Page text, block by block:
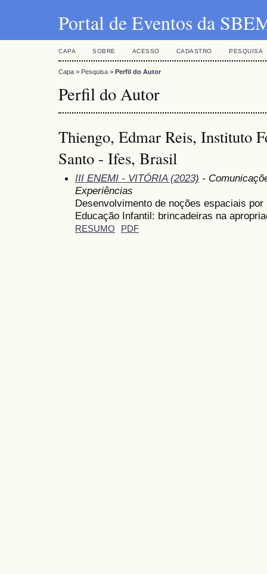
Portal de Eventos da
CAPA SOBRE ACESSO CADASTRO PESQUISA
Capa > Pesquisa > Perfil do Autor
Perfil do Autor
Thiengo, Edmar Reis, Instituto
Santo - Ifes, Brasil
III ENEMI - VITÓRIA (2023) -
Experiências
Desenvolvimento de noções espaciais
Educação Infantil: brincadeiras na
RESUMO PDF